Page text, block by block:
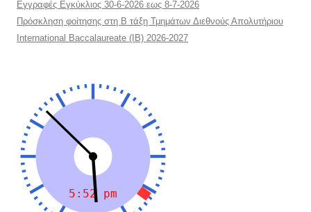
Εγγραφές Εγκύκλιος 30-6-2026 εως 8-7-2026
Πρόσκληση φοίτησης στη Β τάξη Τμημάτων Διεθνούς Απολυτήριου
International Baccalaureate (IB) 2026-2027